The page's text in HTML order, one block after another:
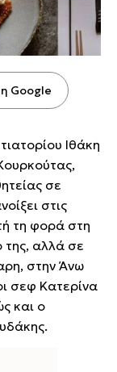
Google
Ιθάκη
σε
στις
τη φορά στη
της, αλλά σε
στην Άνω
σεφ Κατερίνα
και ο